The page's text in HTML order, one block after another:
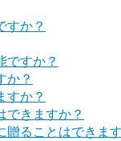
すか？
ですか？
か？
すか？
できますか？
贈ることはできま